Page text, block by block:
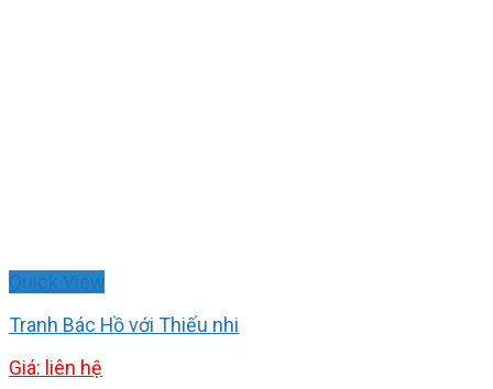
Tranh Bác Hồ với Thiếu nhi
Giá: liên hệ